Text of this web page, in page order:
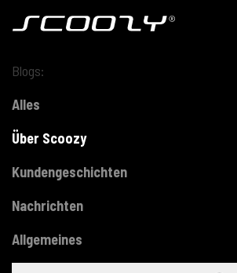
Blogs:
Alles
Über Scoozy
Kundengeschichten
Nachrichten
Allgemeines